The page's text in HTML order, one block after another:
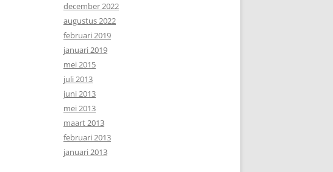
december 2022
augustus 2022
februari 2019
januari 2019
mei 2015
juli 2013
juni 2013
mei 2013
maart 2013
februari 2013
januari 2013